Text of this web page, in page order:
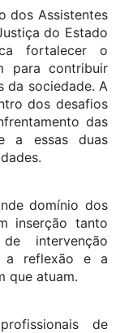
dos Assistentes
do Estado
fortalecer o
para contribuir
da sociedade. A
dos desafios
das
a essas duas
domínio dos
inserção tanto
intervenção
a reflexão e a
que atuam.
de